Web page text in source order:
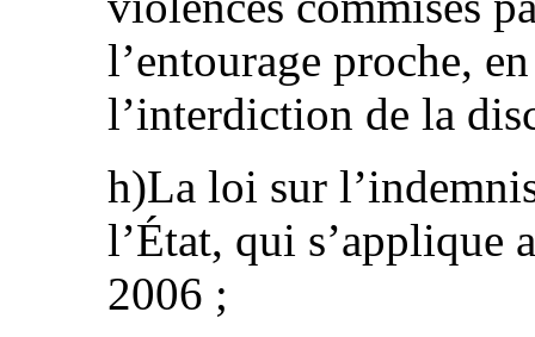
l’entourage proche,
l’interdiction de la
h)La loi sur
l’État, qui s’applique
2006 ;